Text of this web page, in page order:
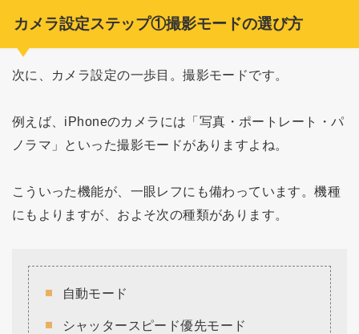
カメラ設定ステップ①撮影モードの選び方
次に、カメラ設定の一歩目。撮影モードです。
例えば、iPhoneのカメラには「写真・ポートレート・パ
ノラマ」といった撮影モードがありますよね。
こういった機能が、一眼レフにも備わっています。機種
にもよりますが、およそ次の種類があります。
自動モード
シャッタースピード優先モード